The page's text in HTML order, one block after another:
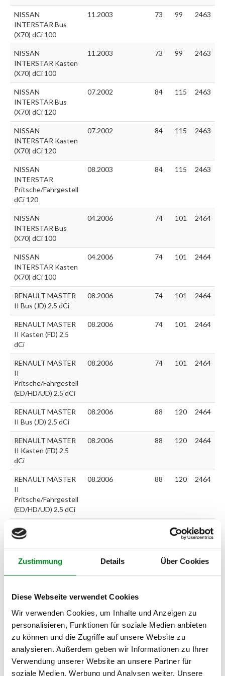
Zustimmung Details Über Cookies
Diese Webseite verwendet Cookies
Wir verwenden Cookies, um Inhalte und Anzeigen zu
personalisieren, Funktionen für soziale Medien anbieten
zu können und die Zugriffe auf unsere Website zu
analysieren. Außerdem geben wir Informationen zu Ihrer
Verwendung unserer Website an unsere Partner für
soziale Medien, Werbung und Analysen weiter. Unsere
NISSAN
INTERSTAR Bus
(X70) dCi 100
11.2003 73 99 2463
NISSAN
INTERSTAR Kasten
(X70) dCi 100
11.2003 73 99 2463
NISSAN
INTERSTAR Bus
(X70) dCi 120
07.2002 84 115 2463
NISSAN
INTERSTAR Kasten
(X70) dCi 120
07.2002 84 115 2463
NISSAN
INTERSTAR
Pritsche/Fahrgestell
dCi 120
08.2003 84 115 2463
NISSAN
INTERSTAR Bus
(X70) dCi 100
04.2006 74 101 2464
NISSAN
INTERSTAR Kasten
(X70) dCi 100
04.2006 74 101 2464
RENAULT MASTER
II Bus (JD) 2.5 dCi
08.2006 74 101 2464
RENAULT MASTER
II Kasten (FD) 2.5
dCi
08.2006 74 101 2464
RENAULT MASTER
II
Pritsche/Fahrgestell
(ED/HD/UD) 2.5 dCi
08.2006 74 101 2464
RENAULT MASTER
II Bus (JD) 2.5 dCi
08.2006 88 120 2464
RENAULT MASTER
II Kasten (FD) 2.5
dCi
08.2006 88 120 2464
RENAULT MASTER
II
Pritsche/Fahrgestell
(ED/HD/UD) 2.5 dCi
08.2006 88 120 2464
NISSAN
INTERSTAR
Pritsche/Fahrgestell
dCi 120
120 2464
NISSAN
(X70) dCi 120
09.2006 88 120 2464
NISSAN
INTERSTAR Kasten
(X70) dCi 120
09.2006 88 120 2464
NISSAN
PRIMASTAR Bus
09.2006 107 145 2464